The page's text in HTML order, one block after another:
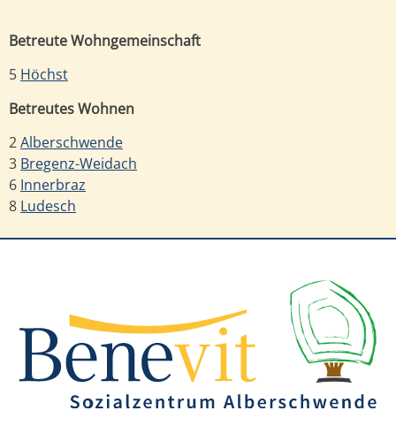
Betreute Wohngemeinschaft
5 Höchst
Betreutes Wohnen
2Alberschwende
3 Bregenz-Weidach
6 Innerbraz
8 Ludesch